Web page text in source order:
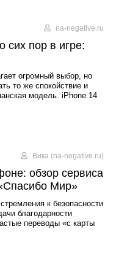
na-negative.ru
сих пор в игре:
огромный выбор, но
то же спокойствие и
модель. iPhone 14
Вика (na-negative.ru)
обзор сервиса
Мир»
к безопасности
благодарности
переводы «с карты